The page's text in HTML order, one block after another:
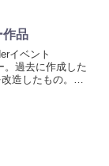
行と共に、表示
に...
作品
イベント
。過去に作成した
造したもの。